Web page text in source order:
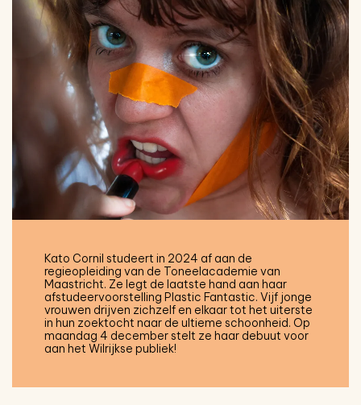
Kato Cornil studeert in 2024 af aan de
regieopleiding van de Toneelacademie van
Maastricht. Ze legt de laatste hand aan haar
afstudeervoorstelling Plastic Fantastic. Vijf jonge
vrouwen drijven zichzelf en elkaar tot het uiterste
in hun zoektocht naar de ultieme schoonheid. Op
maandag 4 december stelt ze haar debuut voor
aan het Wilrijkse publiek!